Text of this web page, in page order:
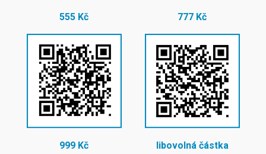
555 Kč 777 Kč
999 Kč libovolná částka